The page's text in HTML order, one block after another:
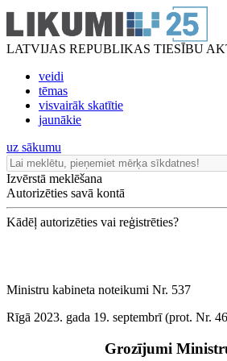
LATVIJAS REPUBLIKAS TIESĪBU
veidi
tēmas
visvairāk skatītie
jaunākie
uz sākumu
Izvērstā meklēšana
Autorizēties savā kontā
Kādēļ autorizēties vai reģistrēties?
Ministru kabineta noteikumi Nr. 537
Rīgā 2023. gada 19. septembrī (prot. Nr.
Grozījumi